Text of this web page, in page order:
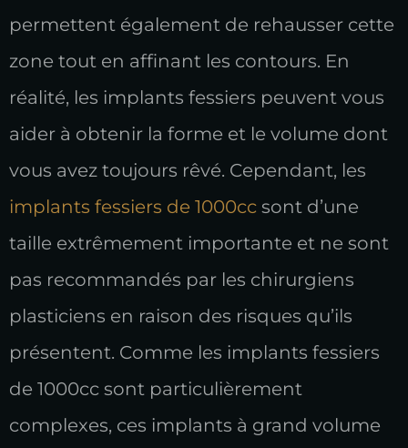
permettent également de rehausser cette
zone tout en affinant les contours. En
réalité, les implants fessiers peuvent vous
aider à obtenir la forme et le volume dont
vous avez toujours rêvé. Cependant, les
implants fessiers de 1000cc sont d’une
taille extrêmement importante et ne sont
pas recommandés par les chirurgiens
plasticiens en raison des risques qu’ils
présentent. Comme les implants fessiers
de 1000cc sont particulièrement
complexes, ces implants à grand volume